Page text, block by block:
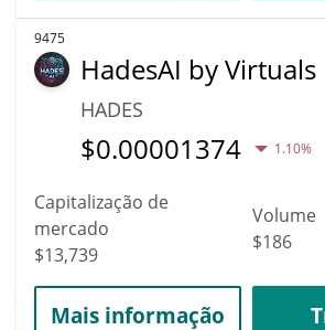
9475
HadesAI by Virtuals
HADES
$0.00001374 1.10%
Capitalização de
mercado
$13,739
Volume
$186
Mais informação